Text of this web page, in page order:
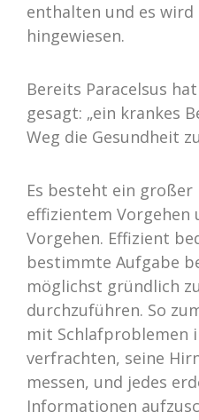
enthalten und es
hingewiesen.
Bereits Paracelsus
gesagt: „ein krankes
Weg die Gesundheit
Es besteht ein
effizientem Vorgehen
Vorgehen. Effizient
bestimmte Aufgabe
möglichst gründlich
durchzuführen. So
mit Schlafproblemen
verfrachten, seine
messen, und jedes
Informationen